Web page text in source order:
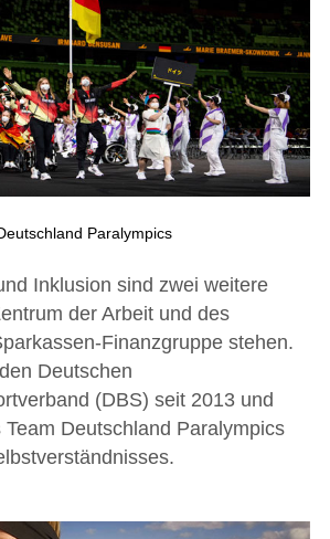
Paralympics
Inklusion sind zwei weitere
der Arbeit und des
Finanzgruppe stehen.
Deutschen
(DBS) seit 2013 und
Deutschland Paralympics